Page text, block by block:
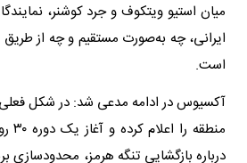
میان استیو ویتکوف و جرد کوشنر،
ایرانی، چه به‌صورت مستقیم و چه از
است.
آکسیوس در ادامه مدعی شد: در شکل
درباره بازگشایی تنگه هرمز، محدودسازی